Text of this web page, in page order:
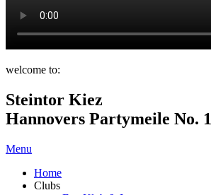
welcome to:
Steintor Kiez
Hannovers Partymeile No. 1
Menu
Home
Clubs